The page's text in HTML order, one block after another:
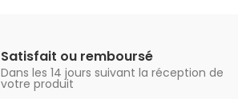
Satisfait ou remboursé
Dans les 14 jours suivant la réception de
votre produit